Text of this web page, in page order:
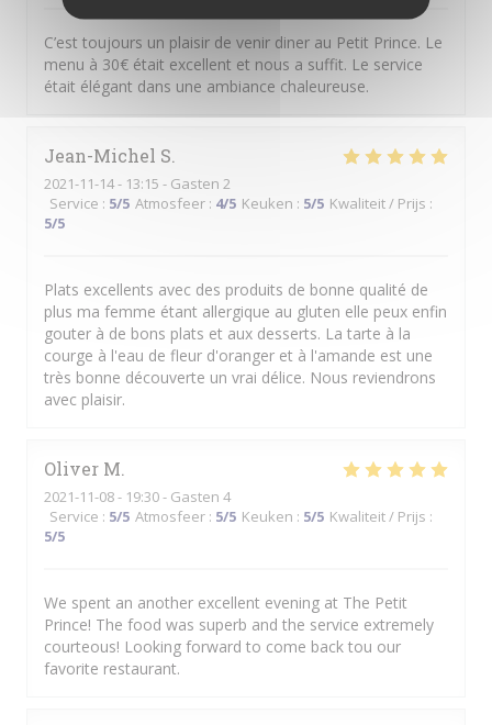
C’est toujours un plaisir de venir diner au Petit Prince. Le
menu à 30€ était excellent et nous a suffit. Le service
était élégant dans une ambiance chaleureuse.
Jean-Michel S
2021-11-14- 13:15 - Gasten 2
Service : 5/5 Atmosfeer : 4/5 Keuken : 5/5 Kwaliteit / Prijs :
5/5
Plats excellents avec des produits de bonne qualité de
plus ma femme étant allergique au gluten elle peux enfin
gouter à de bons plats et aux desserts. La tarte à la
courge à l'eau de fleur d'oranger et à l'amande est une
très bonne découverte un vrai délice. Nous reviendrons
avec plaisir.
Oliver M
2021-11-08- 19:30 - Gasten 4
Service : 5/5 Atmosfeer : 5/5 Keuken : 5/5 Kwaliteit / Prijs :
5/5
We spent an another excellent evening at The Petit
Prince! The food was superb and the service extremely
courteous! Looking forward to come back tou our
favorite restaurant.